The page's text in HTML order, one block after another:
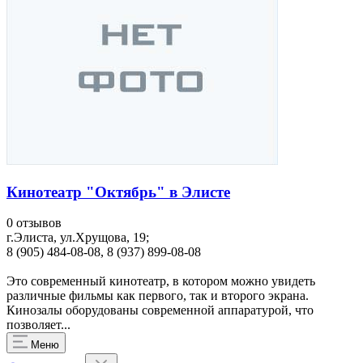
Кинотеатр "Октябрь" в Элисте
0 отзывов
г.Элиста, ул.Хрущова, 19;
8 (905) 484-08-08, 8 (937) 899-08-08
Это современный кинотеатр, в котором можно увидеть
различные фильмы как первого, так и второго экрана.
Кинозалы оборудованы современной аппаратурой, что
позволяет...
Меню